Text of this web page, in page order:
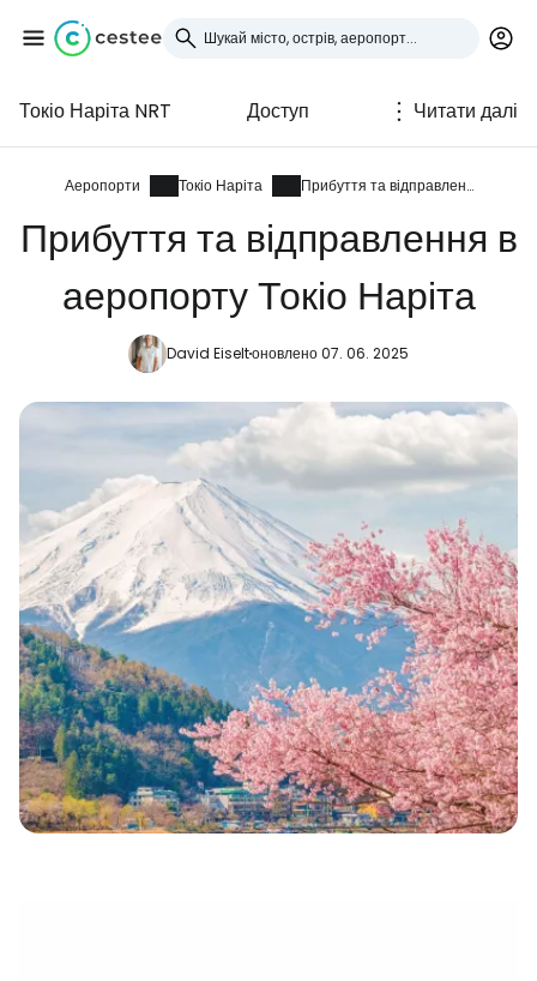
Токіо Наріта NRT Доступ Читати далі
Аеропорти Токіо Наріта Прибуття та відправлення
Прибуття та відправлення в
аеропорту Токіо Наріта
David Eiseltоновлено 07. 06. 2025
Увійдіть до Cestee
... світова туристична спільнота
Продовжуйте з Google
Продовжуйте у Facebook
Продовжити з email